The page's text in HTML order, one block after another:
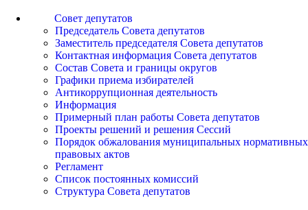
Совет депутатов
Председатель Совета депутатов
Заместитель председателя Совета депутатов
Контактная информация Совета депутатов
Состав Совета и границы округов
Графики приема избирателей
Антикоррупционная деятельность
Информация
Примерный план работы Совета депутатов
Проекты решений и решения Сессий
Порядок обжалования муниципальных нормативных
правовых актов
Регламент
Список постоянных комиссий
Структура Совета депутатов